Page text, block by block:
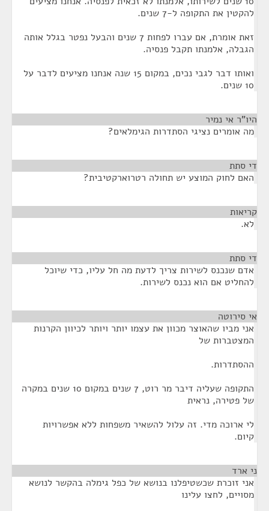
להקטין את התקופה ל-7 שנים.
זאת אומרת, אם עברו לפחות 7 שנים והבעל נפטר בגלל אותה
הגבלה, אלמנתו תקבל פנסיה.
ואותו דבר לגבי נכים, במקום 15 שנה אנחנו מציעים לדבר על
10 שנים.
היו"ר אי נמיר
מה אומרים נציגי הסתדרות הגימלאים?
די סתת
האם לחוק המוצע יש תחולה רטרוארקטיבית?
קריאות
לא.
די סתת
אדם שנכנס לשירות צריך לדעת מה חל עליו, כדי שיוכל
להחליט אם הוא נכנס לשירות.
אי סירוטה
אני מביו שהאוצר מכוון את עצמו יותר ויותר לכיוון הקרנות
המצטברות של
ההסתדרות.
התקופה שעליה דיבר מר רוט, 7 שנים במקום 10 שנים במקרה
של פטירה, נראית
לי ארוכה מדי. זה עלול להשאיר משפחות ללא אפשרויות
קיום.
ני ארד
אני זוכרת שכשטיפלנו בנושא של כפל גימלה בהקשר לנושא
מסויים, לחצו עלינו